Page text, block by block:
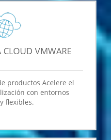
CLOUD VMWARE
productos Acelere el
con entornos
flexibles.